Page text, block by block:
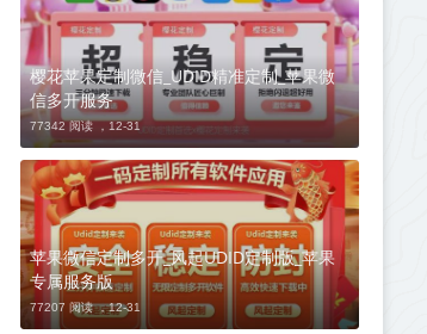
樱花苹果定制微信_UDID精准定制_苹果微
信多开服务
77342 阅读 ，12-31
苹果微信定制多开_风起UDID定制版_苹果
专属服务版
77207 阅读 ，12-31